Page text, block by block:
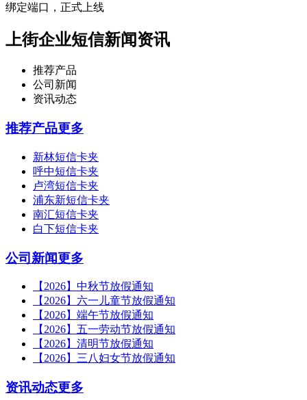
绑定端口，正式上线
上街企业短信新闻资讯
推荐产品
公司新闻
资讯动态
推荐产品更多
新林短信卡夹
呼中短信卡夹
卢湾短信卡夹
浦东新短信卡夹
南汇短信卡夹
白下短信卡夹
公司新闻更多
【2026】中秋节放假通知
【2026】六一儿童节放假通知
【2026】端午节放假通知
【2026】五一劳动节放假通知
【2026】清明节放假通知
【2026】三八妇女节放假通知
资讯动态更多